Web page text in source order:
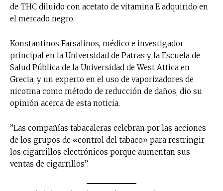
de THC diluido con acetato de vitamina E adquirido en
el mercado negro.
Konstantinos Farsalinos, médico e investigador
principal en la Universidad de Patras y la Escuela de
Salud Pública de la Universidad de West Attica en
Grecia, y un experto en el uso de vaporizadores de
nicotina como método de reducción de daños, dio su
opinión acerca de esta noticia.
”Las compañías tabacaleras celebran por las acciones
de los grupos de «control del tabaco» para restringir
los cigarrillos electrónicos porque aumentan sus
ventas de cigarrillos”.